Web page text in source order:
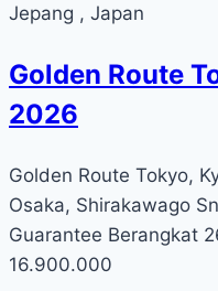
Jepang , Japan
Golden Route
2026
Golden Route Tokyo,
Osaka, Shirakawago
Guarantee Berangkat
16.900.000